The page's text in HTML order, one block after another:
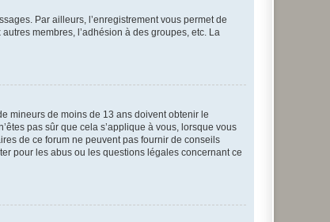
Par ailleurs, l’enregistrement vous permet de
membres, l’adhésion à des groupes, etc. La
mineurs de moins de 13 ans doivent obtenir le
pas sûr que cela s’applique à vous, lorsque vous
de ce forum ne peuvent pas fournir de conseils
pour les abus ou les questions légales concernant ce